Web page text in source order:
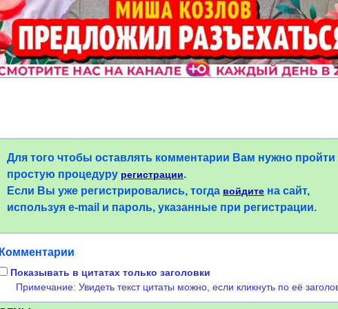
Для того чтобы оставлять комментарии Вам нужно пройти
простую процедуру регистрации.
Если Вы уже регистрировались, тогда войдите на сайт,
используя e-mail и пароль, указанные при регистрации.
Комментарии
Показывать в цитатах только заголовки
Примечание: Увидеть текст цитаты можно, если кликнуть по её